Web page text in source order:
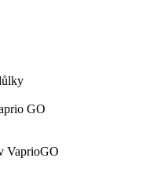
GO
VaprioGO